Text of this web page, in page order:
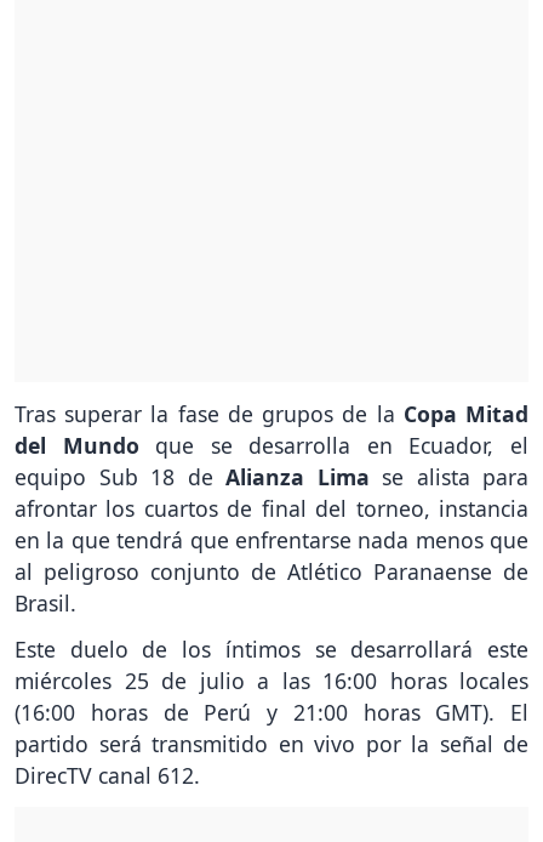
Tras superar la fase de grupos de la Copa Mitad
del Mundo que se desarrolla en Ecuador, el
equipo Sub 18 de Alianza Lima se alista para
afrontar los cuartos de final del torneo, instancia
en la que tendrá que enfrentarse nada menos que
al peligroso conjunto de Atlético Paranaense de
Brasil.
Este duelo de los íntimos se desarrollará este
miércoles 25 de julio a las 16:00 horas locales
(16:00 horas de Perú y 21:00 horas GMT). El
partido será transmitido en vivo por la señal de
DirecTV canal 612.